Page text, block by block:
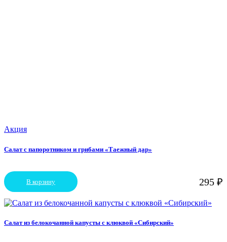
Акция
Салат с папоротником и грибами «Таежный дар»
295 ₽
В корзину
Салат из белокочанной капусты с клюквой «Сибирский»